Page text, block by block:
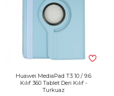
Huawei MediaPad T3 10 / 9.6
Kılıf 360 Tablet Deri Kılıf -
Turkuaz